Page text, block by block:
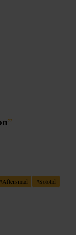
”
#Aftensmad #Solotid